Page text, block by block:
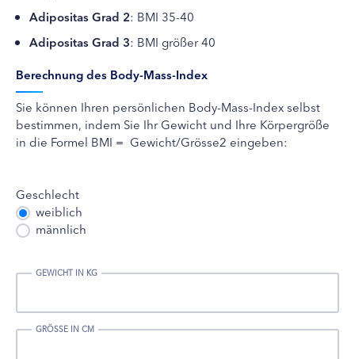
Adipositas Grad 2: BMI 35-40
Adipositas Grad 3: BMI größer 40
Berechnung des Body-Mass-Index
Sie können Ihren persönlichen Body-Mass-Index selbst
bestimmen, indem Sie Ihr Gewicht und Ihre Körpergröße
in die Formel BMI = Gewicht/Grösse2 eingeben:
Geschlecht
weiblich
männlich
GEWICHT IN KG
GRÖSSE IN CM